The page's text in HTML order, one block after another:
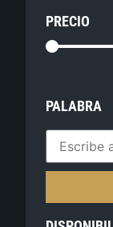
PRECIO
PALABRA